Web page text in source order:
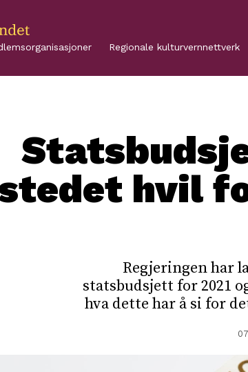
Regionale kulturvernnettverk
hvil
Regjeringen har
statsbudsjett for 2021
hva dette har å si for